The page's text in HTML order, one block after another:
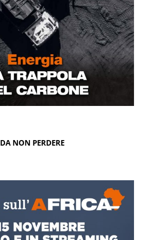
DA NON PERDERE